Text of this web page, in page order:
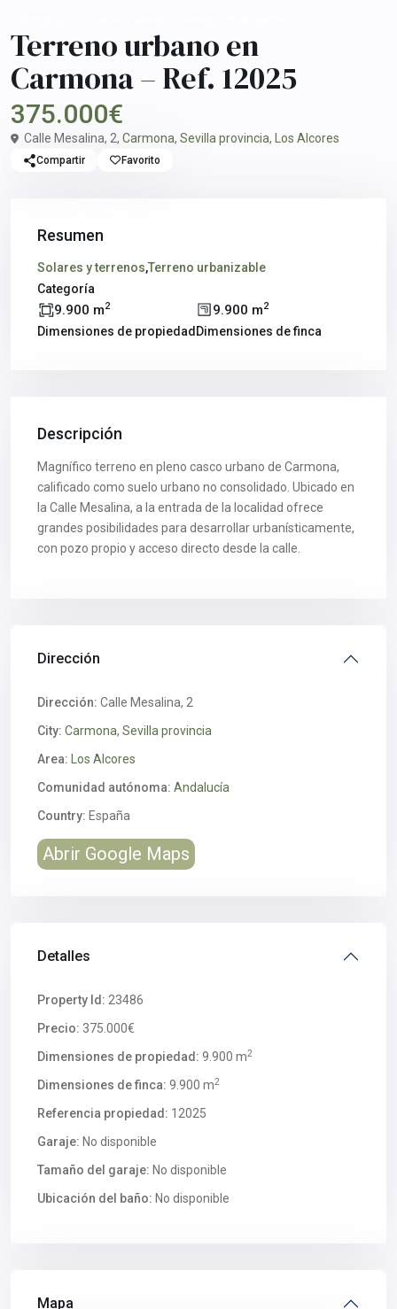
Terreno urbano en
Carmona – Ref. 12025
375.000€
Calle Mesalina, 2, Carmona, Sevilla provincia, Los Alcores
Compartir Favorito
Resumen
Solares y terrenos,Terreno urbanizable
Categoría
9.900 m2
Dimensiones de propiedad
9.900 m2
Dimensiones de finca
Descripción
Magnífico terreno en pleno casco urbano de Carmona,
calificado como suelo urbano no consolidado. Ubicado en
la Calle Mesalina, a la entrada de la localidad ofrece
grandes posibilidades para desarrollar urbanísticamente,
con pozo propio y acceso directo desde la calle.
Dirección
Dirección: Calle Mesalina, 2
City: Carmona, Sevilla provincia
Area:
Los Alcores
Comunidad autónoma: Andalucía
Country: España
Abrir Google Maps
Detalles
Property Id: 23486
Precio: 375.000€
Dimensiones de propiedad: 9.900 m2
Dimensiones de finca: 9.900 m2
Referencia propiedad: 12025
Garaje: No disponible
Tamaño del garaje: No disponible
Ubicación del baño: No disponible
Mapa